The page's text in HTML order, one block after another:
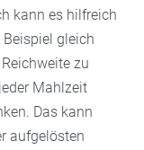
kann es hilfreich
gleich
zu
Mahlzeit
Das kann
aufgelösten